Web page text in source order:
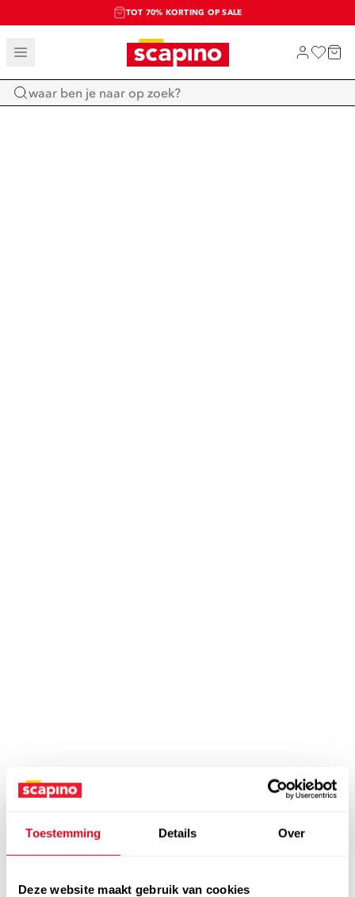
Toestemming Details Over
Deze website maakt gebruik van cookies
TOT 70% KORTING OP SALE
SALE: LAATSTE KANS!
SHOP NIEUW
Home